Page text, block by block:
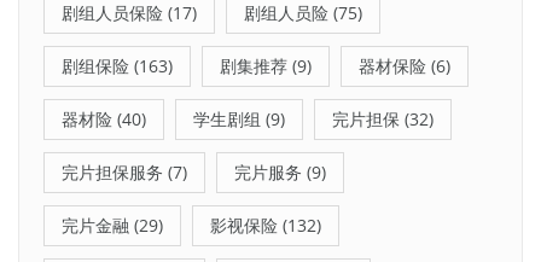
剧组人员保险 (17) 剧组人员险 (75)
剧组保险 (163) 剧集推荐 (9) 器材保险 (6)
器材险 (40) 学生剧组 (9) 完片担保 (32)
完片担保服务 (7) 完片服务 (9)
完片金融 (29) 影视保险 (132)